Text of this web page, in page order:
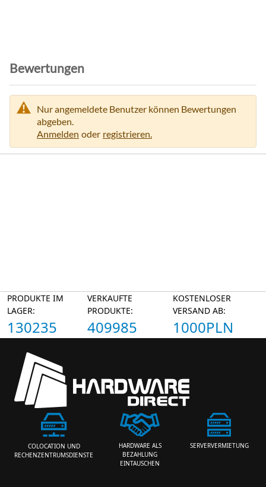
e
Bewertungen
Nur angemeldete Benutzer können Bewertungen
abgeben.
Anmelden oder registrieren.
PRODUKTE IM
LAGER:
130235
VERKAUFTE
PRODUKTE:
409985
KOSTENLOSER
VERSAND AB:
1000PLN
COLOCATION UND
RECHENZENTRUMSDIENSTE
HARDWARE ALS
BEZAHLUNG
EINTAUSCHEN
SERVERVERMIETUNG